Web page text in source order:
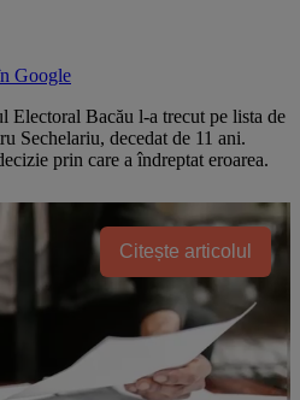
Google
Electoral Bacău l-a trecut pe lista de
Sechelariu, decedat de 11 ani.
prin care a îndreptat eroarea.
Citește articolul